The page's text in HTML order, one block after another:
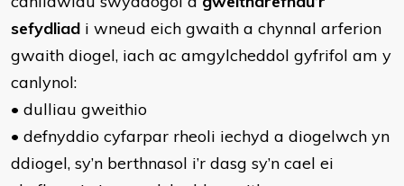
sefydliad i wneud eich gwaith a chynnal arferion
gwaith diogel, iach ac amgylcheddol gyfrifol am y
canlynol:
• dulliau gweithio
• defnyddio cyfarpar rheoli iechyd a diogelwch yn
ddiogel, sy’n berthnasol i’r dasg sy’n cael ei